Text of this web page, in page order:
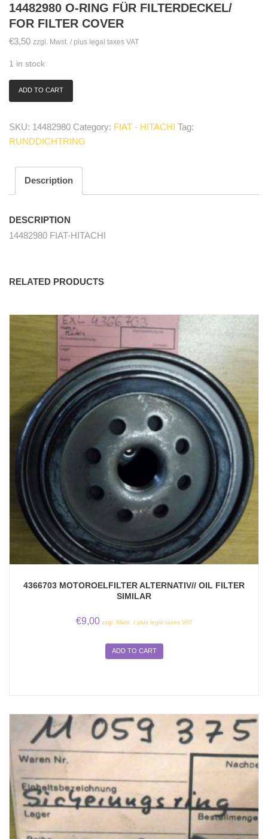
14482980 O-RING FÜR FILTERDECKEL/
FOR FILTER COVER
€3,50 zzgl. Mwst. / plus legal taxes VAT
1 in stock
14482980
für
Filterdeckel/
filter
cover
ADD TO CART
SKU: 14482980 Category: FIAT - HITACHI Tag:
RUNDDICHTRING
Description
DESCRIPTION
14482980 FIAT-HITACHI
RELATED PRODUCTS
4366703 MOTOROELFILTER ALTERNATIV// OIL FILTER
SIMILAR
€9,00 zzgl. Mwst. / plus legal taxes VAT
ADD TO CART